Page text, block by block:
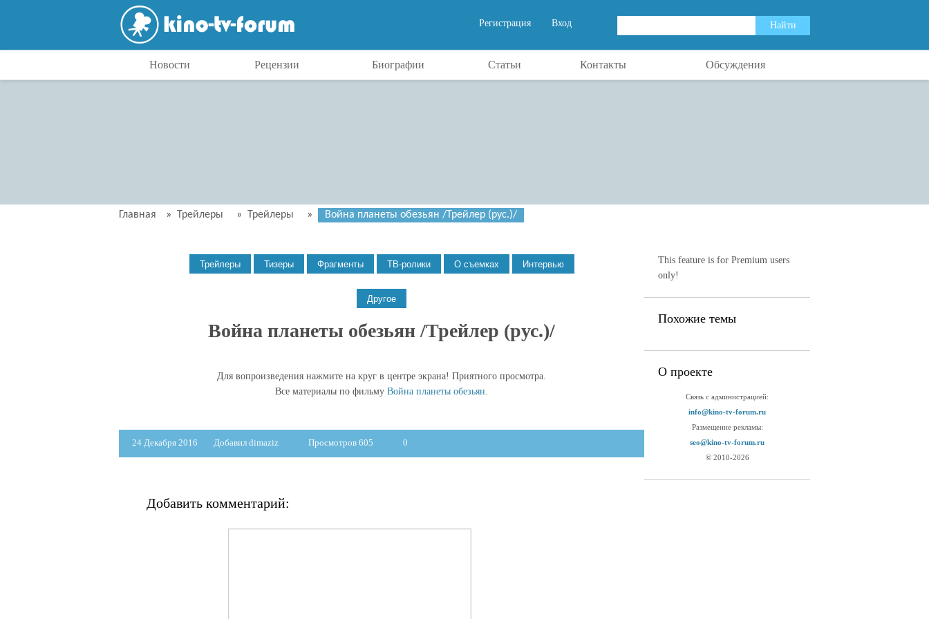
Вход
Регистрация
Новости Рецензии Биографии Статьи Контакты Обсуждения
Главная » Трейлеры » Трейлеры » Война планеты обезьян /Трейлер (рус.)/
Война планеты обезьян /Трейлер (рус.)/
Для вопроизведения нажмите на круг в центре экрана! Приятного просмотра.
Все материалы по фильму Война планеты обезьян.
24 Декабря 2016 Добавил dimaziz Просмотров 605 0
Добавить комментарий:
This feature is for Premium users
only!
Похожие темы
О проекте
Связь с администрацией:
info@kino-tv-forum.ru
Размещение рекламы:
seo@kino-tv-forum.ru
© 2010-2026